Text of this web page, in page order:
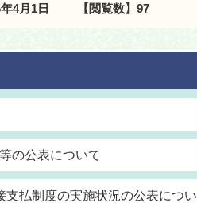
4月1日 【閲覧数】 97
の公表について
支払制度の実施状況の公表につい